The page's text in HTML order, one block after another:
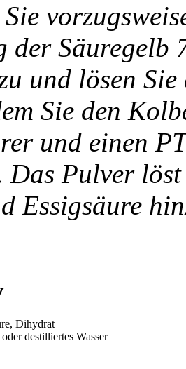
Sie
der Säuregelb
und lösen
Sie den
und einen
Das Pulver
Essigsäure
Dihydrat
destilliertes Wasser